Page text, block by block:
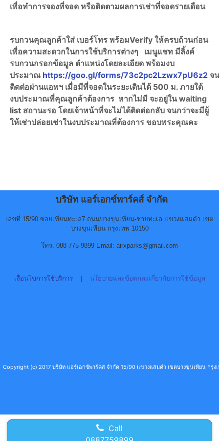
เพื่อทำการจองที่จอด หรือติดตามผลการเช่าที่จอดรายเดือน
รบกวนคุณลูกค้าใส่ เบอร์โทร พร้อมVerify ให้ครบถ้วนก่อน
เพื่อความสะดวกในการใช้บริการต่างๆ เมนูแชท มีลิ้งค์
รบกวนกรอกข้อมูล ตำแหน่งโดยละเอียด พร้อมงบ
ประมาณ https://goo.gl/forms/73c2pc2Lzwx7pU6z2 จ
ติดต่อผ่านแอพฯ เมื่อมีที่จอดในระยะเดินได้ 500 ม. ภายใต้
งบประมาณที่คุณลูกค้าต้องการ หากไม่มี จะอยู่ใน waiting
list สถานะรอ โดยเจ้าหน้าที่จะไม่ได้ติดต่อกลับ จนกว่าจะมีผู้
ให้เช่าปล่อยเช่าในงบประมาณที่ต้องการ ขอบพระคุณคะ
บริษัท แอร์เอกซ์พาร์คส์ จำกัด
เลขที่ 15/90 ซอยเทียนทะเล7 ถนนบางขุนเทียน-ชายทะเล แขวงแสมดำ เขต
บางขุนเทียน กรุงเทพ 10150
โทร. 088-775-9899 Email: airxparks@gmail.com
เงื่อนไขการใช้บริการ| นโยบายและข้อตกลงเกี่ยวกับการใช้ข้อมูล
Copyright (c) 2017 บริษัท แอร์เอกซ์พาร์คส จำกัด 15/90 แขวงแสมดำ เขตบางขุนเทียน กรุ
Call